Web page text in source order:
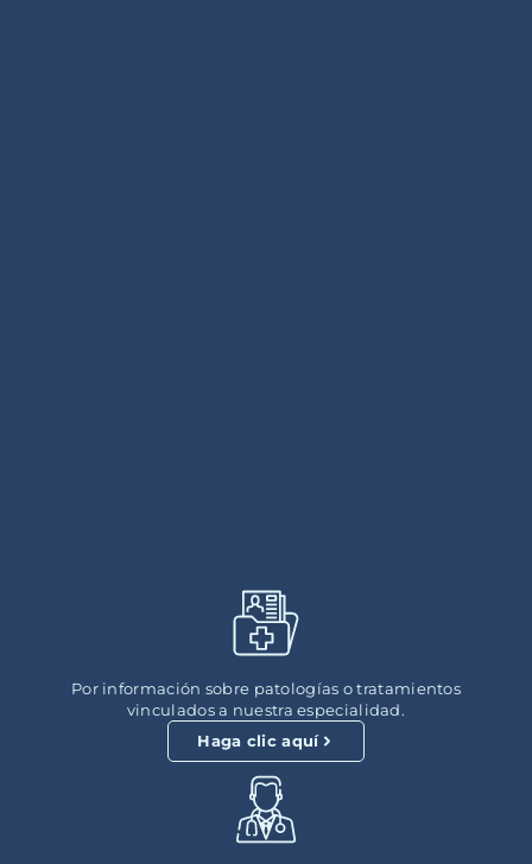
Por información sobre patologías o tratamientos
vinculados a nuestra especialidad.
Haga clic aquí